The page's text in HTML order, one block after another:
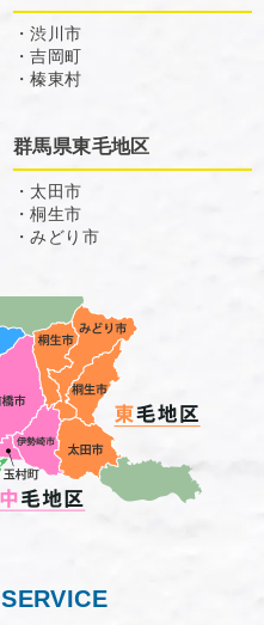
・渋川市
・吉岡町
・榛東村
群馬県東毛地区
・太田市
・桐生市
・みどり市
SERVICE